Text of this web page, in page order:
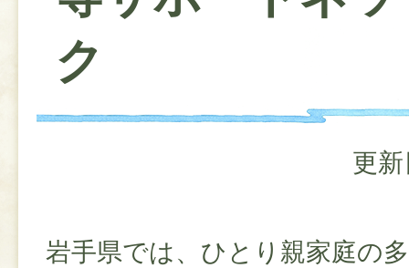
ク
更
岩手県では、ひとり親家庭の